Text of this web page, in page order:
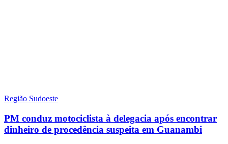
Região Sudoeste
PM conduz motociclista à delegacia após encontrar
dinheiro de procedência suspeita em Guanambi